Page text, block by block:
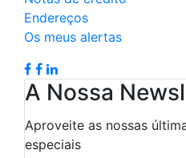
Endereços
Os meus alertas
A Nossa
Aproveite as nossas
especiais